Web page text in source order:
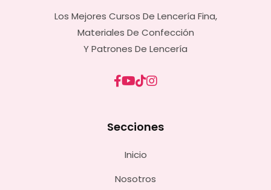
Los Mejores Cursos De Lencería Fina,
Materiales De Confección
Y Patrones De Lencería
Secciones
Inicio
Nosotros